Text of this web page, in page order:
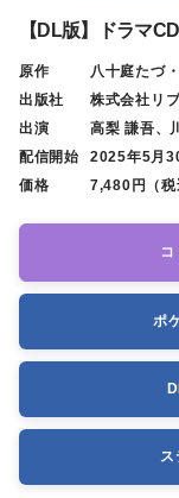
【DL版】ドラマ
原作
八十庭たづ
出版社
株式会社リ
出演
高梨 謙吾、
配信開始
2025年5月
価格
7,480円（税
ポ
ス